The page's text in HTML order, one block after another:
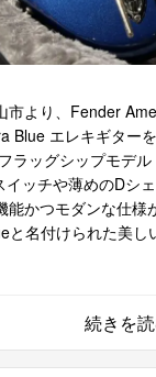
市より、Fender
Blue エレキギター
ラッグシップモデ
イッチや薄めのDシ
能かつモダンな仕様
と名付けられた美し
続きを